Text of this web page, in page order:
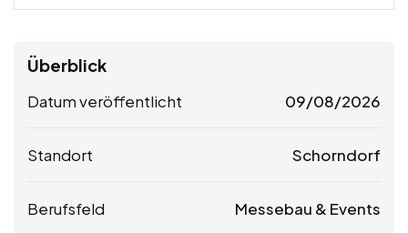
Überblick
Datum veröffentlicht 09/08/2026
Standort Schorndorf
Berufsfeld Messebau & Events